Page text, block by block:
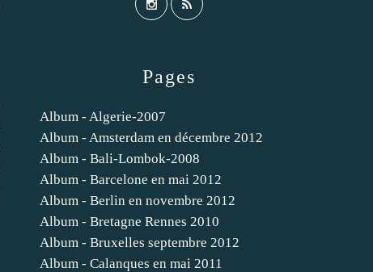
Pages
Album - Algerie-2007
Album - Amsterdam en décembre 2012
Album - Bali-Lombok-2008
Album - Barcelone en mai 2012
Album - Berlin en novembre 2012
Album - Bretagne Rennes 2010
Album - Bruxelles septembre 2012
Album - Calanques en mai 2011